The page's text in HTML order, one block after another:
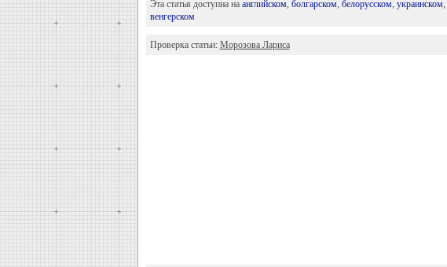
Эта статья доступна на английском, болгарском, белорусском, украинском,
венгерском
Проверка статьи: Морозова Лариса